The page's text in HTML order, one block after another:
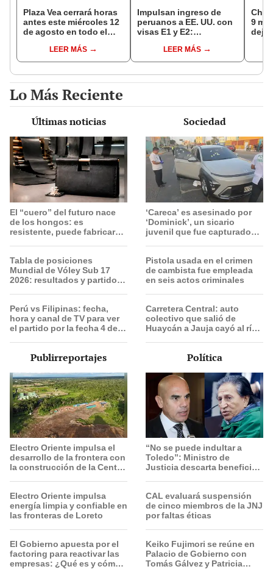
Plaza Vea cerrará horas
antes este miércoles 12
de agosto en todo el
hasta las 7 p.m.
LEER MÁS
Impulsan ingreso de
peruanos a EE. UU. con
visas E1 y E2:
pymes serían los más
beneficiados
LEER MÁS
9
deja
Lo Más Reciente
Últimas noticias
El “cuero” del futuro nace
de los hongos: es
resistente, puede fabricarse
Tabla de posiciones
Mundial de Vóley Sub 17
2026: resultados y partidos
Perú vs Filipinas: fecha,
hora y canal de TV para ver
el partido por la fecha 4 del
Sociedad
‘Careca’ es asesinado por
‘Dominick’, un sicario
juvenil que fue capturado
Pistola usada en el crimen
de cambista fue empleada
en seis actos criminales
Carretera Central: auto
colectivo que salió de
Huaycán a Jauja cayó al río
Publirreportajes
Electro Oriente impulsa el
desarrollo de la frontera con
la construcción de la Central
Electro Oriente impulsa
energía limpia y confiable en
las fronteras de Loreto
El Gobierno apuesta por el
factoring para reactivar las
empresas: ¿Qué es y cómo
Política
“No se puede indultar a
Toledo”: Ministro de
Justicia descarta beneficio
CAL evaluará suspensión
de cinco miembros de la JNJ
por faltas éticas
Keiko Fujimori se reúne en
Palacio de Gobierno con
Tomás Gálvez y Patricia